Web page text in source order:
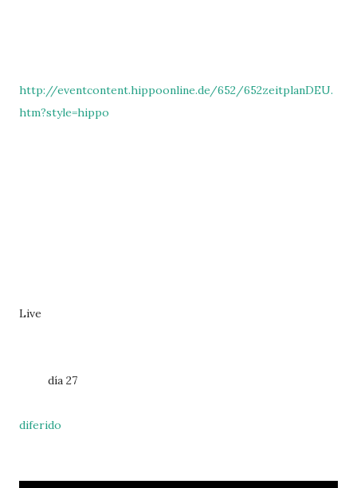
http://eventcontent.hippoonline.de/652/652zeitplanDEU.
htm?style=hippo
Live
día 27
diferido